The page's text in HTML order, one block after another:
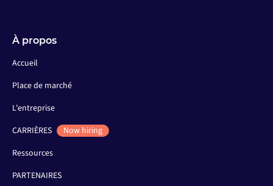
À propos
Accueil
Place de marché
L'entreprise
CARRIÈRES
Now hiring
Ressources
PARTENAIRES